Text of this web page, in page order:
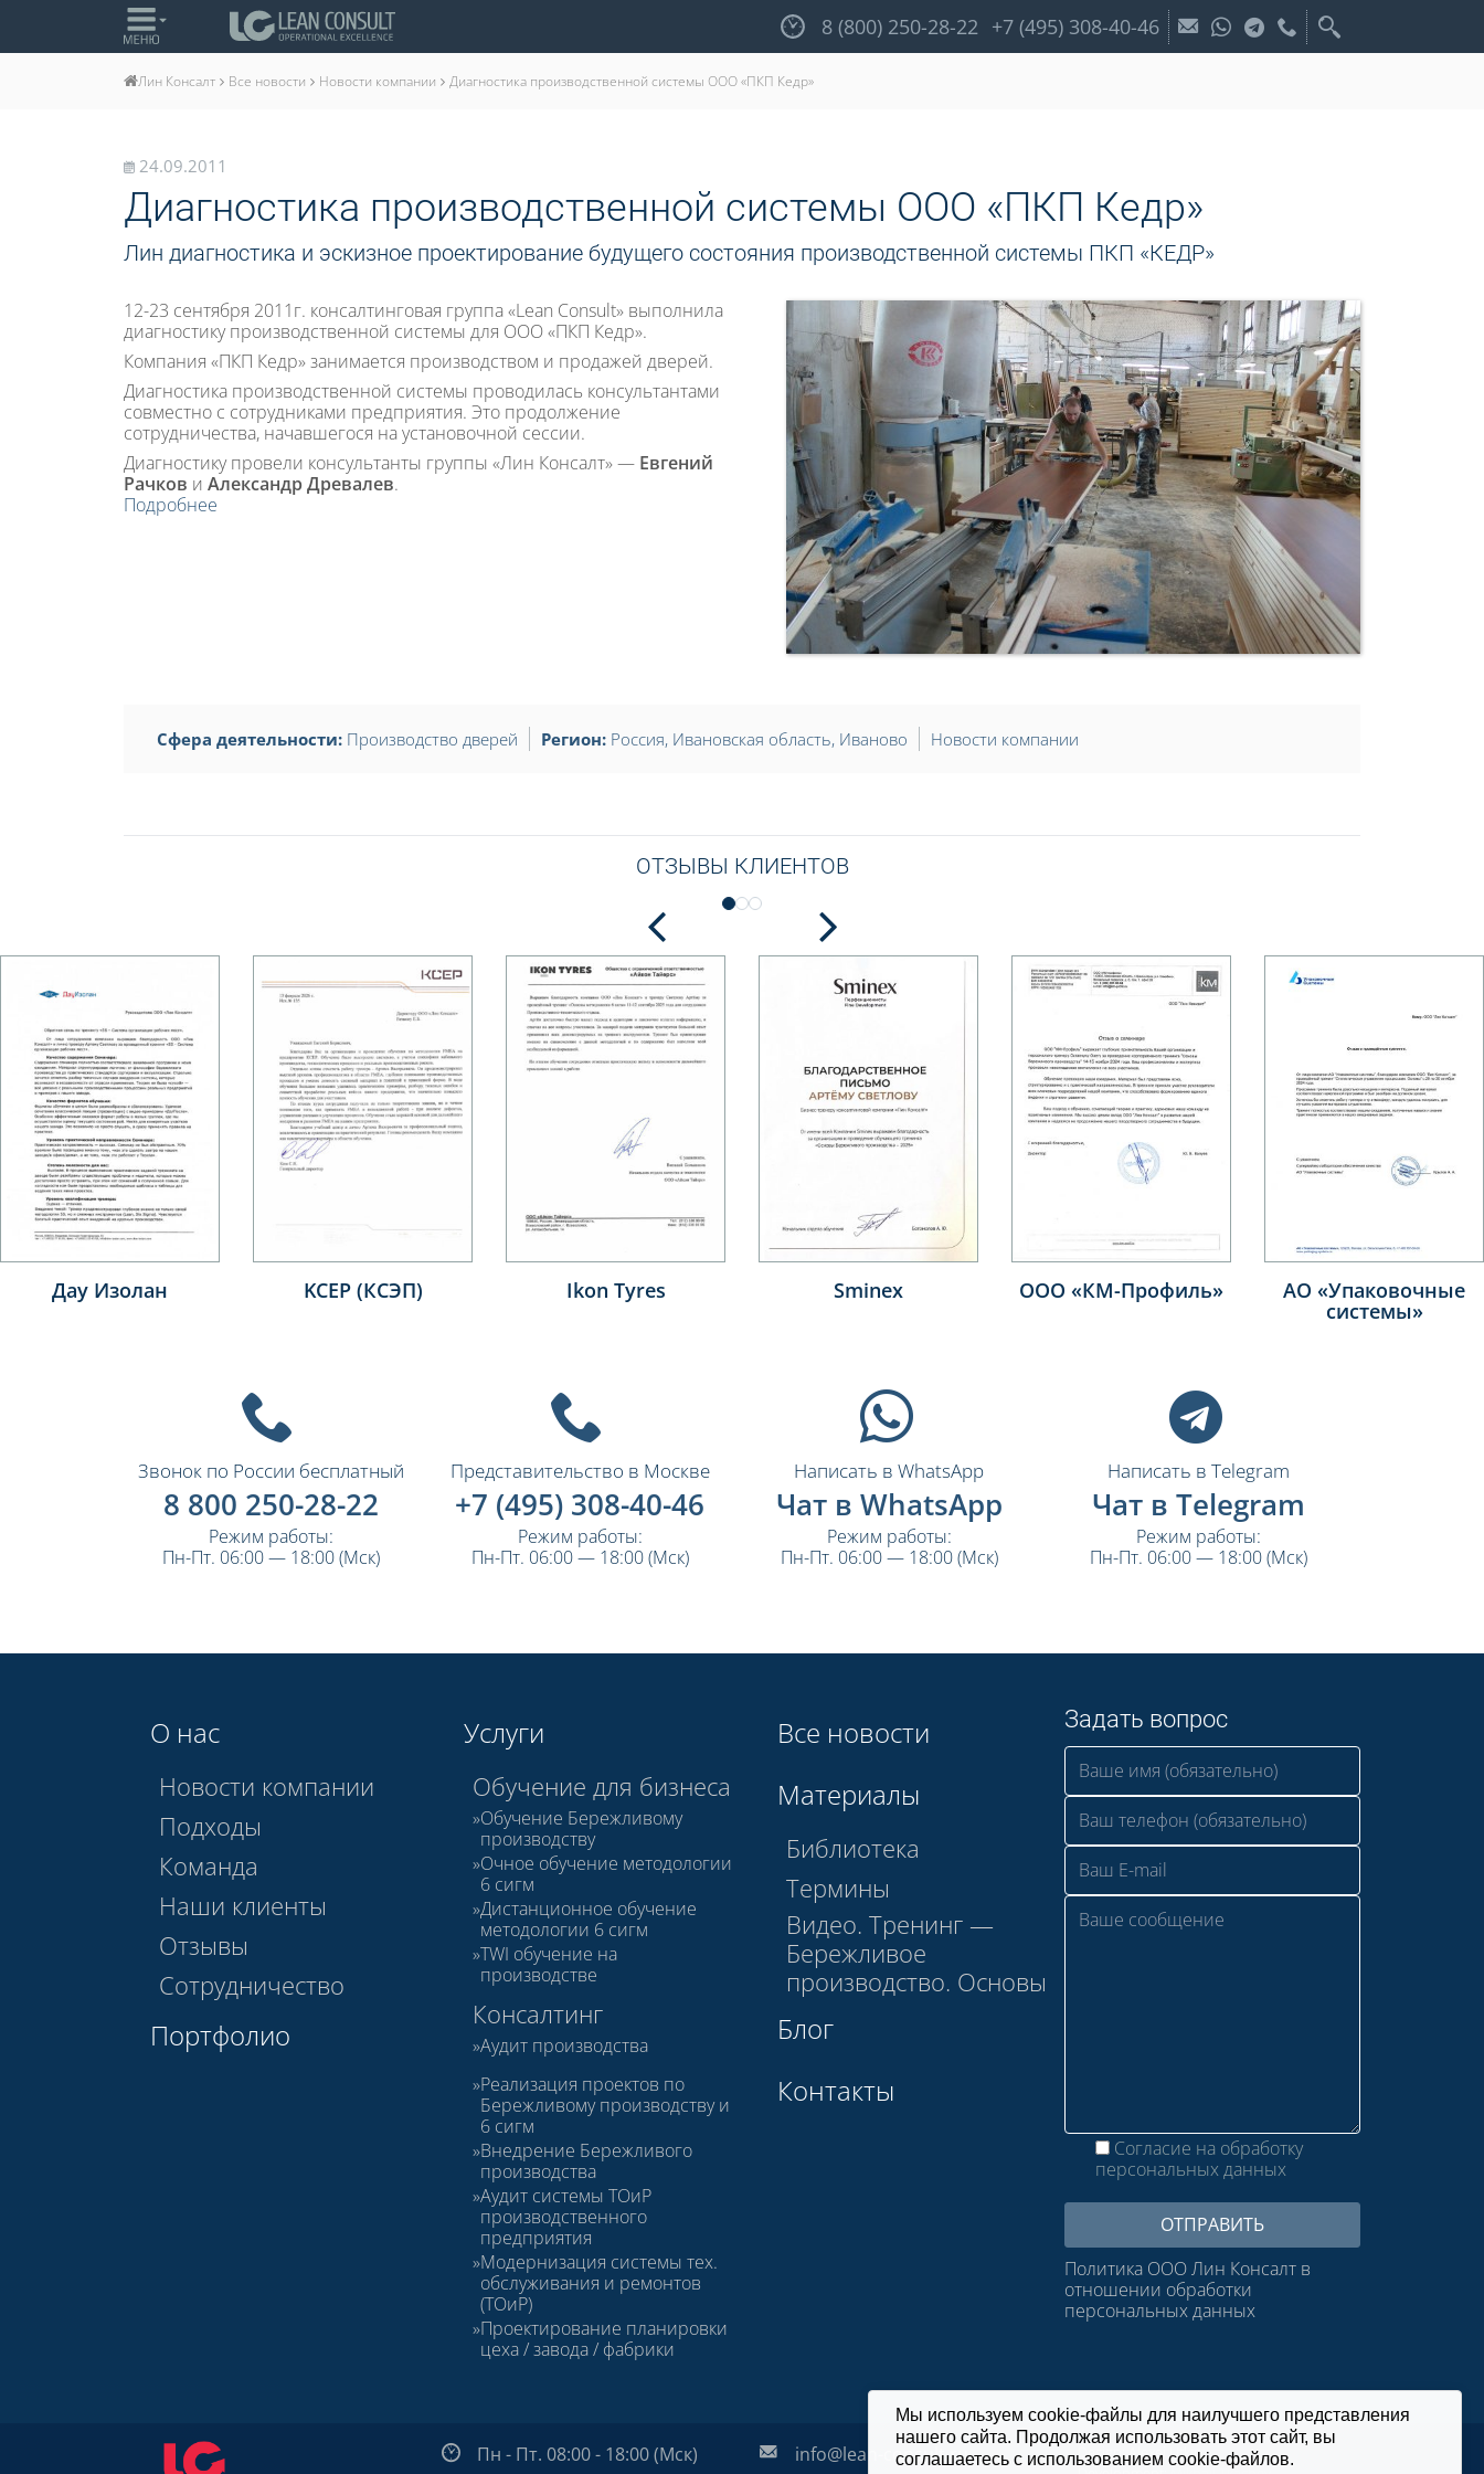
8 (800) 250-28-22 +7 (495) 308-40-46
Лин Консалт Все новости Новости компании Диагностика производственной системы ООО «ПКП Кедр»
24.09.2011
Диагностика производственной системы ООО «ПКП Кедр»
Лин диагностика и эскизное проектирование будущего состояния производственной системы ПКП «КЕДР»
12-23 сентября 2011г. консалтинговая группа «Lean Consult» выполнила
диагностику производственной системы для ООО «ПКП Кедр».
Компания «ПКП Кедр» занимается производством и продажей дверей.
Диагностика производственной системы проводилась консультантами
совместно с сотрудниками предприятия. Это продолжение
сотрудничества, начавшегося на установочной сессии.
Диагностику провели консультанты группы «Лин Консалт» — Евгений
Рачков и Александр Древалев.
Подробнее
Сфера деятельности: Производство дверей Регион: Россия, Ивановская область, Иваново Новости компании
ОТЗЫВЫ КЛИЕНТОВ
KCEP (КСЭП) Ikon Tyres Sminex ООО «КМ-Профиль» АО «Упаковочные
системы»
Birinchi
Звонок по России бесплатный
8 800 250-28-22
Режим работы:
Пн-Пт. 06:00 — 18:00 (Мск)
Представительство в Москве
+7 (495) 308-40-46
Режим работы:
Пн-Пт. 06:00 — 18:00 (Мск)
Написать в WhatsApp
Чат в WhatsApp
Режим работы:
Пн-Пт. 06:00 — 18:00 (Мск)
Написать в Telegram
Чат в Telegram
Режим работы:
Пн-Пт. 06:00 — 18:00 (Мск)
О нас
Новости компании
Подходы
Команда
Наши клиенты
Отзывы
Сотрудничество
Портфолио
Услуги
Обучение для бизнеса
Обучение Бережливому
производству
Очное обучение методологии
6 сигм
Дистанционное обучение
методологии 6 сигм
TWI обучение на
производстве
Консалтинг
Аудит производства
Реализация проектов по
Бережливому производству и
6 сигм
Внедрение Бережливого
производства
Аудит системы ТОиР
производственного
предприятия
Модернизация системы тех.
обслуживания и ремонтов
(ТОиР)
Проектирование планировки
цеха / завода / фабрики
Все новости
Материалы
Библиотека
Термины
Видео. Тренинг —
Бережливое
производство. Основы
Блог
Контакты
Задать вопрос
Согласие на обработку
персональных данных
Политика ООО Лин Консалт в
отношении обработки
персональных данных
Пн - Пт. 08:00 - 18:00 (Мск) info@lean-consult.ru
Design: Alexei Utkin
Мы используем cookie-файлы для наилучшего представления
нашего сайта. Продолжая использовать этот сайт, вы
соглашаетесь с использованием cookie-файлов.